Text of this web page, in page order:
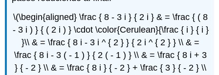
\(\begin{aligned} \frac { 8 - 3 i } { 2 i } & = \frac { ( 8
- 3 i ) } { ( 2 i ) } \cdot \color{Cerulean}{\frac { i } { i }
}\\ & = \frac { 8 i - 3 i ^ { 2 } } { 2 i ^ { 2 } } \\ & =
\frac { 8 i - 3 ( - 1 ) } { 2 ( - 1 ) } \\ & = \frac { 8 i + 3
} { - 2 } \\ & = \frac { 8 i } { - 2 } + \frac { 3 } { - 2 } \\